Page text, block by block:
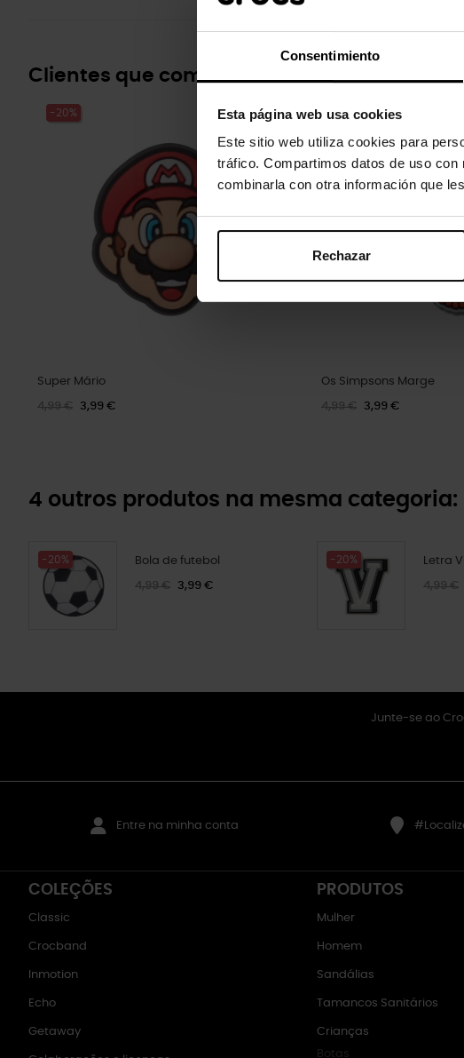
Consentimiento
Esta página web usa cookies
Este sitio web utiliza cookies para
tráfico. Compartimos datos de uso
combinarla con otra información que
Rechazar
Clientes que compraram este produto
-20%
Super Mário
4,99 € 3,99 €
-20%
Os Simpsons Marge
4,99 € 3,99 €
4 outros produtos na mesma categoria:
-20% Bola de futebol
4,99 € 3,99 €
-20% Letra V
4,99 €
Junte-se ao
Entre na minha conta
COLEÇÕES
Classic
Crocband
Inmotion
Echo
Getaway
PRODUTOS
Mulher
Homem
Sandálias
Tamancos Sanitários
Crianças
Botas